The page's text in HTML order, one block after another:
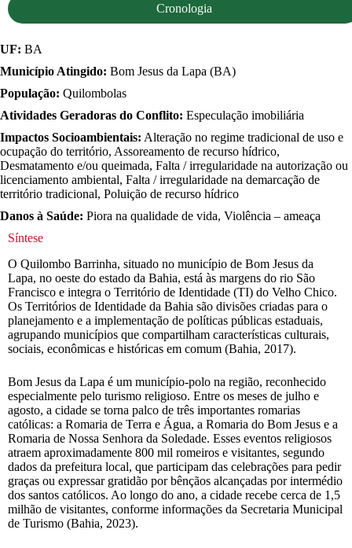
Cronologia
UF: BA
Município Atingido: Bom Jesus da Lapa (BA)
População: Quilombolas
Atividades Geradoras do Conflito: Especulação imobiliária
Impactos Socioambientais: Alteração no regime tradicional de uso e
ocupação do território, Assoreamento de recurso hídrico,
Desmatamento e/ou queimada, Falta / irregularidade na autorização ou
licenciamento ambiental, Falta / irregularidade na demarcação de
território tradicional, Poluição de recurso hídrico
Danos à Saúde: Piora na qualidade de vida, Violência – ameaça
Síntese
O Quilombo Barrinha, situado no município de Bom Jesus da
Lapa, no oeste do estado da Bahia, está às margens do rio São
Francisco e integra o Território de Identidade (TI) do Velho Chico.
Os Territórios de Identidade da Bahia são divisões criadas para o
planejamento e a implementação de políticas públicas estaduais,
agrupando municípios que compartilham características culturais,
sociais, econômicas e históricas em comum (Bahia, 2017).
Bom Jesus da Lapa é um município-polo na região, reconhecido
especialmente pelo turismo religioso. Entre os meses de julho e
agosto, a cidade se torna palco de três importantes romarias
católicas: a Romaria de Terra e Água, a Romaria do Bom Jesus e a
Romaria de Nossa Senhora da Soledade. Esses eventos religiosos
atraem aproximadamente 800 mil romeiros e visitantes, segundo
dados da prefeitura local, que participam das celebrações para pedir
graças ou expressar gratidão por bênçãos alcançadas por intermédio
dos santos católicos. Ao longo do ano, a cidade recebe cerca de 1,5
milhão de visitantes, conforme informações da Secretaria Municipal
de Turismo (Bahia, 2023).